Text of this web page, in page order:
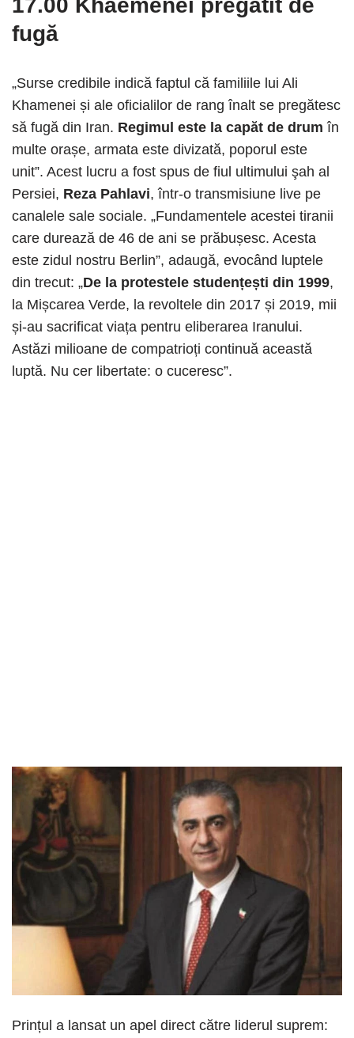
17.00 Khaemenei pregătit de
fugă
„Surse credibile indică faptul că familiile lui Ali
Khamenei și ale oficialilor de rang înalt se pregătesc
să fugă din Iran. Regimul este la capăt de drum în
multe orașe, armata este divizată, poporul este
unit”. Acest lucru a fost spus de fiul ultimului şah al
Persiei, Reza Pahlavi, într-o transmisiune live pe
canalele sale sociale. „Fundamentele acestei tiranii
care durează de 46 de ani se prăbușesc. Acesta
este zidul nostru Berlin”, adaugă, evocând luptele
din trecut: „De la protestele studențești din 1999,
la Mișcarea Verde, la revoltele din 2017 și 2019, mii
și-au sacrificat viața pentru eliberarea Iranului.
Astăzi milioane de compatrioți continuă această
luptă. Nu cer libertate: o cuceresc”.
Prințul a lansat un apel direct către liderul suprem: